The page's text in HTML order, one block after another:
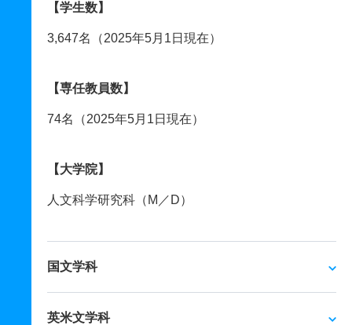
【学生数】
3,647名（2025年5月1日現在）
【専任教員数】
74名（2025年5月1日現在）
【大学院】
人文科学研究科（M／D）
国文学科
英米文学科